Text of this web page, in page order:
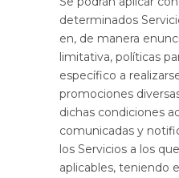
determinados
en, de manera
limitativa, políticas
específico a
promociones
dichas condiciones
comunicadas y
los Servicios a los
aplicables, teniendo